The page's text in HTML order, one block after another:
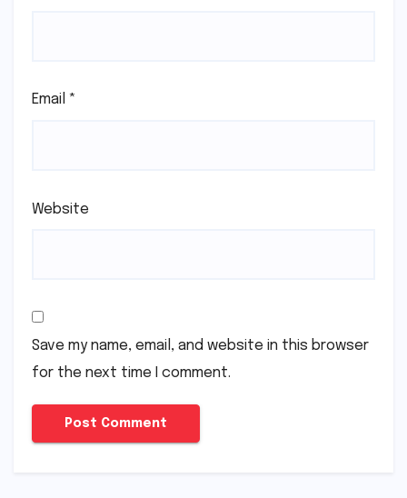
Email *
Website
Save my name, email, and website in this browser
for the next time I comment.